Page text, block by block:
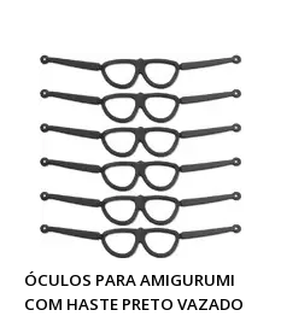
ÓCULOS PARA AMIGURUMI
COM HASTE PRETO VAZADO